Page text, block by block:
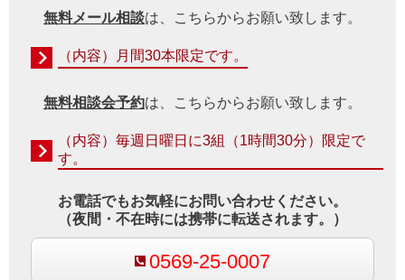
無料メール相談は、こちらからお願い致します。
（内容）月間30本限定です。
無料相談会予約は、こちらからお願い致します。
（内容）毎週日曜日に3組（1時間30分）限定で
す。
お電話でもお気軽にお問い合わせください。
（夜間・不在時には携帯に転送されます。）
0569-25-0007